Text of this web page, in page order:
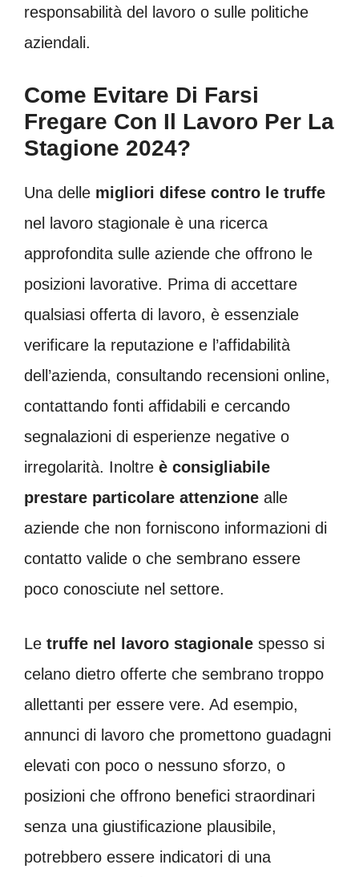
responsabilità del lavoro o sulle politiche
aziendali.
Come Evitare Di Farsi
Fregare Con Il Lavoro Per La
Stagione 2024?
Una delle migliori difese contro le truffe
nel lavoro stagionale è una ricerca
approfondita sulle aziende che offrono le
posizioni lavorative. Prima di accettare
qualsiasi offerta di lavoro, è essenziale
verificare la reputazione e l’affidabilità
dell’azienda, consultando recensioni online,
contattando fonti affidabili e cercando
segnalazioni di esperienze negative o
irregolarità. Inoltre è consigliabile
prestare particolare attenzione alle
aziende che non forniscono informazioni di
contatto valide o che sembrano essere
poco conosciute nel settore.
Le truffe nel lavoro stagionale spesso si
celano dietro offerte che sembrano troppo
allettanti per essere vere. Ad esempio,
annunci di lavoro che promettono guadagni
elevati con poco o nessuno sforzo, o
posizioni che offrono benefici straordinari
senza una giustificazione plausibile,
potrebbero essere indicatori di una